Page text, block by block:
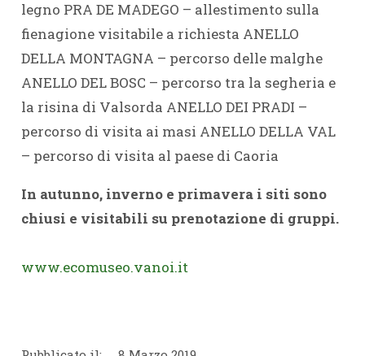
legno PRA DE MADEGO – allestimento sulla
fienagione visitabile a richiesta ANELLO
DELLA MONTAGNA – percorso delle malghe
ANELLO DEL BOSC – percorso tra la segheria e
la risina di Valsorda ANELLO DEI PRADI –
percorso di visita ai masi ANELLO DELLA VAL
– percorso di visita al paese di Caoria
In autunno, inverno e primavera i siti sono
chiusi e visitabili su prenotazione di gruppi.
www.ecomuseo.vanoi.it